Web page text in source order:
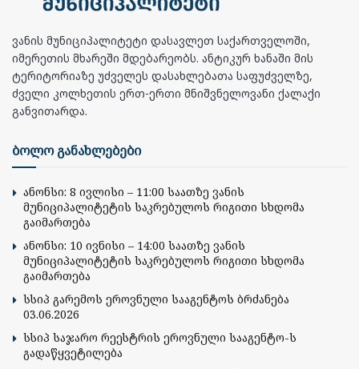
ვანის მუნიციპალიტეტი დასავლეთ საქართველოში,
იმერეთის მხარეში მდებარეობს. ანტიკურ ხანაში მის
ტერიტორიაზე უძველეს დასახლებათა საფუძველზე,
ძველი კოლხეთის ერთ-ერთი მნიშვნელოვანი ქალაქი
განვითარდა.
ბოლო განახლებები
ანონსი: 8 ივლისი – 11:00 საათზე ვანის
მუნიციპალიტეტის საკრებულოს რიგითი სხდომა
გაიმართება
ანონსი: 10 ივნისი – 14:00 საათზე ვანის
მუნიციპალიტეტის საკრებულოს რიგითი სხდომა
გაიმართება
სსიპ გარემოს ეროვნული სააგენტოს ბრძანება
03.06.2026
სსიპ საჯარო რეესტრის ეროვნული სააგენტო-ს
გადაწყვეტილება